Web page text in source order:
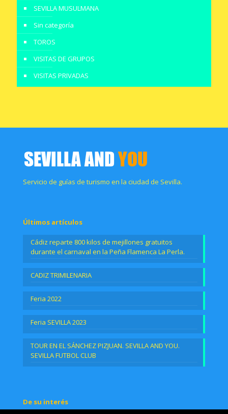
SEVILLA MUSULMANA
Sin categoría
TOROS
VISITAS DE GRUPOS
VISITAS PRIVADAS
Servicio de guías de turismo en la ciudad de Sevilla.
Últimos artículos
Cádiz reparte 800 kilos de mejillones gratuitos
durante el carnaval en la Peña Flamenca La Perla.
CADIZ TRIMILENARIA
Feria 2022
Feria SEVILLA 2023
TOUR EN EL SÁNCHEZ PIZJUAN. SEVILLA AND YOU.
SEVILLA FUTBOL CLUB
De su interés